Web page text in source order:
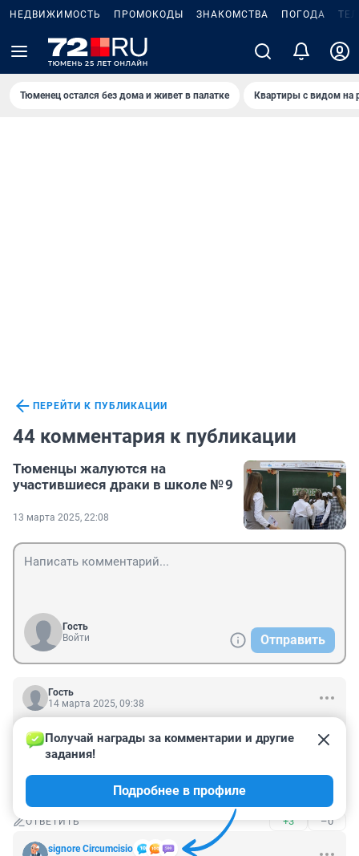
НЕДВИЖИМОСТЬ ПРОМОКОДЫ ЗНАКОМСТВА ПОГОДА
Тюменец остался без дома и живет в палатке Квартиры с видом на
ПЕРЕЙТИ К ПУБЛИКАЦИИ
44 комментария к публикации
Тюменцы жалуются на
участившиеся драки в школе № 9
13 марта 2025, 22:08
Гость
Войти
Отправить
Гость
14 марта 2025, 09:38
родителях, учителях?
А во всей системе образования? То , что происходит в
школах это уже "следствие"
государственной политики. Нет?
ОТВЕТИТЬ +3 –0
signore Сircumcisio
Получай награды за комментарии и другие
задания!
Подробнее в профиле